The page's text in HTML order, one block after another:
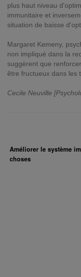
plus haut niveau
immunitaire et
situation de baisse
Margaret Kemeny,
non impliqué dans la
suggèrent que
être fructueux dans les
Cecile Neuville
Améliorer le système
choses